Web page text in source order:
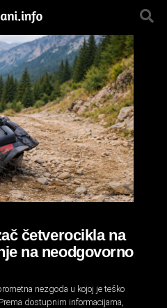
četverocikla na
na neodgovorno
nezgoda u kojoj je teško
dostupnim informacijama,